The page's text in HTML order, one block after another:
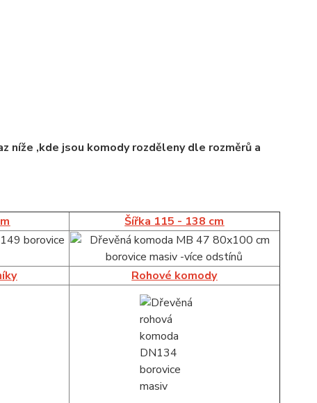
níže ,kde jsou komody rozděleny dle rozměrů a
Šířka 115 - 138 cm
Rohové komody